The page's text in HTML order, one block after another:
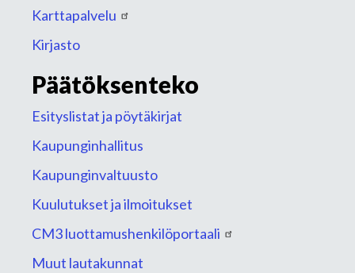
Karttapalvelu
Kirjasto
Päätöksenteko
Esityslistat ja pöytäkirjat
Kaupunginhallitus
Kaupunginvaltuusto
Kuulutukset ja ilmoitukset
CM3 luottamushenkilöportaali
Muut lautakunnat